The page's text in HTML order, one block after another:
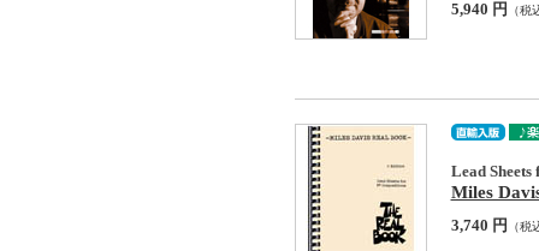
5,940 円 （税
Lead
Miles
3,740 円 （税